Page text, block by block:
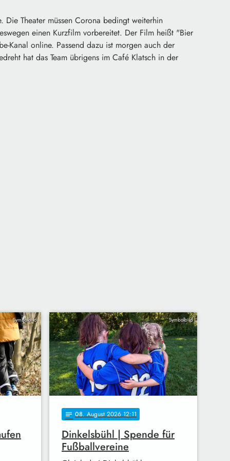
Die Theater müssen Corona bedingt weiterhin
einen Kurzfilm vorbereitet. Der Film heißt "Bier
Kanal online. Passend dazu ist morgen auch der
hat das Team übrigens im Café Klatsch in der
Symbolbild Symbolbild
notes 08. August 2026 12:11
Dinkelsbühl | Spende für
Fußballvereine